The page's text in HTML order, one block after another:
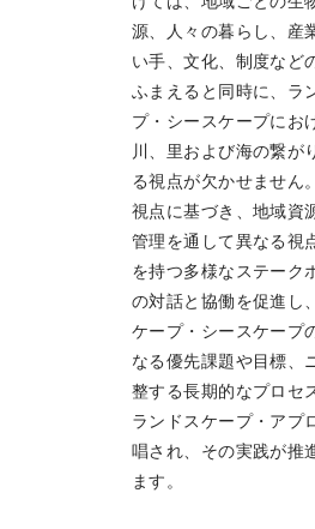
源、人々の暮らし、産
い手、文化、制度など
ふまえると同時に、ラ
プ・シースケープにお
川、里および海の繋が
る視点が欠かせません
視点に基づき、地域資
管理を通して異なる視
を持つ多様なステーク
の対話と協働を促進し
ケープ・シースケープ
なる優先課題や目標、
整する長期的なプロセ
ランドスケープ・アプ
唱され、その実践が推
ます。